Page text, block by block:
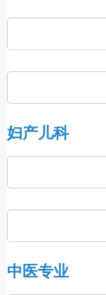
妇产儿科
中医专业